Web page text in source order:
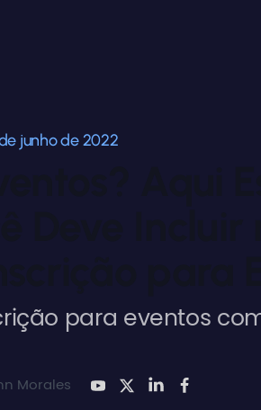
junho de 2022
para eventos
Morales